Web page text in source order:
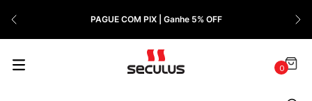
PAGUE COM PIX | Ganhe 5% OFF
0
9º